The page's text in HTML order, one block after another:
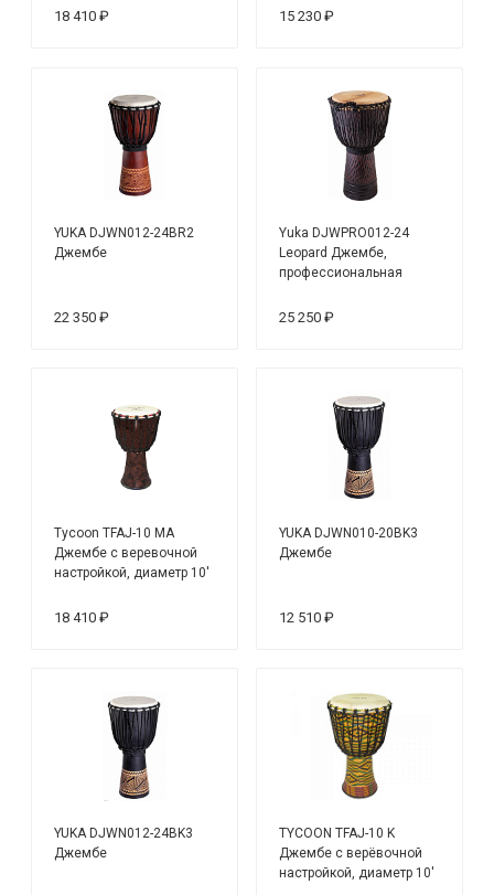
18 410 ₽ 15 230 ₽
YUKA DJWN012-24BR2
Джембе
22 350 ₽
Yuka DJWPRO012-24
Leopard Джембе,
профессиональная
25 250 ₽
Tycoon TFAJ-10 MA
Джембе с веревочной
настройкой, диаметр 10'
18 410 ₽
YUKA DJWN010-20BK3
Джембе
12 510 ₽
YUKA DJWN012-24BK3
Джембе
TYCOON TFAJ-10 K
Джембе с верёвочной
настройкой, диаметр 10'